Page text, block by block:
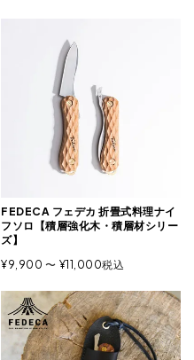
FEDECA フェデカ 折畳式料理ナイ
フソロ【積層強化木・積層材シリー
ズ】
¥9,900 〜 ¥11,000税込